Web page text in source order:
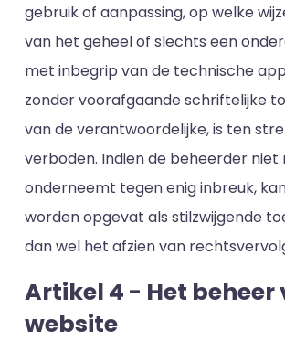
gebruik of aanpassing, op welke
van het geheel of slechts een
met inbegrip van de technische
zonder voorafgaande schriftelijke
van de verantwoordelijke, is ten
verboden. Indien de beheerder
onderneemt tegen enig inbreuk,
worden opgevat als stilzwijgende
dan wel het afzien van
Artikel 4 - Het beheer
website